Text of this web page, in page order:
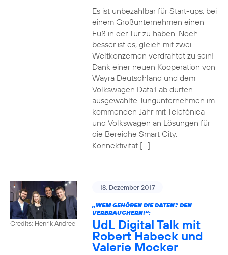
Es ist unbezahlbar für Start-ups, bei
einem Großunternehmen einen
Fuß in der Tür zu haben. Noch
besser ist es, gleich mit zwei
Weltkonzernen verdrahtet zu sein!
Dank einer neuen Kooperation von
Wayra Deutschland und dem
Volkswagen Data:Lab dürfen
ausgewählte Jungunternehmen im
kommenden Jahr mit Telefónica
und Volkswagen an Lösungen für
die Bereiche Smart City,
Konnektivität […]
Credits: Henrik Andree
18. Dezember 2017
„WEM GEHÖREN DIE DATEN? DEN
VERBRAUCHERN!“:
UdL Digital Talk mit
Robert Habeck und
Valerie Mocker